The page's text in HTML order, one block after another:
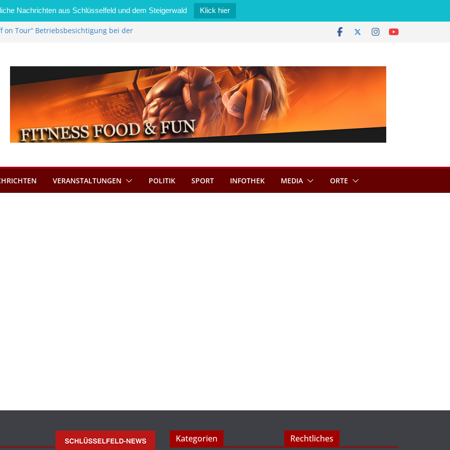
Nachrichten aus Schlüsselfeld und dem Steigerwald Klick hier
on Tour“ Betriebsbesichtigung bei der
bietet Online-Anmeldung für
an
im Wert von 600 Euro
VERANSTALTUNGEN POLITIK SPORT INFOTHEK MEDIA ORTE
Kategorien Rechtliches